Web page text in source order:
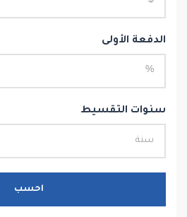
الدفعة الأولى
سنوات التقسيط
احسب